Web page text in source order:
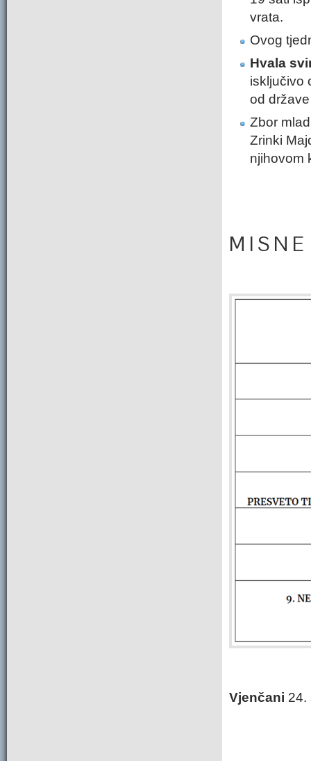
vrata.
Ovog
Hvala
isključivo
od
Zbor
Zrinki
njihovom
M I S N
Vjenčani 24.